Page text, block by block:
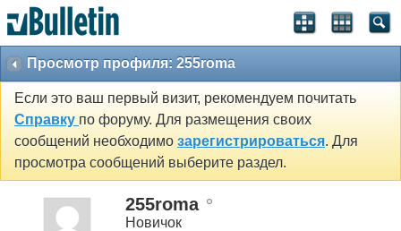
Просмотр профиля: 255roma
Если это ваш первый визит, рекомендуем почитать
Справку по форуму. Для размещения своих
сообщений необходимо зарегистрироваться. Для
просмотра сообщений выберите раздел.
255roma
Новичок